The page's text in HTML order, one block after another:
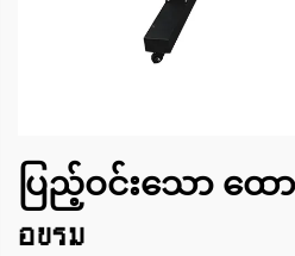
ပြည့်ဝင်းသော ထေ
อบรม